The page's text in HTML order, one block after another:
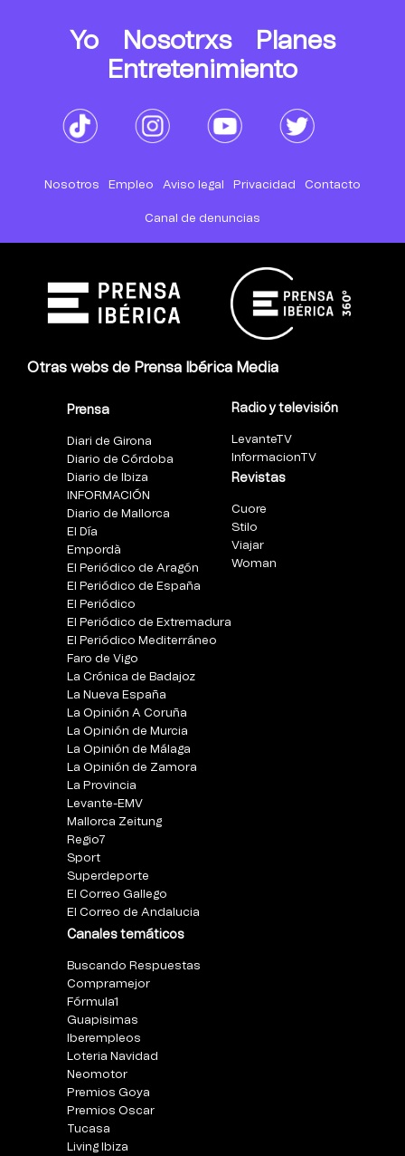
Yo Nosotrxs
Planes
Entretenimiento
Nosotros Empleo Aviso legal Privacidad Contacto
Canal de denuncias
Otras webs de Prensa Ibérica Media
Prensa
Diari de Girona
Diario de Córdoba
Diario de Ibiza
INFORMACIÓN
Diario de Mallorca
El Día
Empordà
El Periódico de Aragón
El Periódico de España
El Periódico
El Periódico de Extremadura
El Periódico Mediterráneo
Faro de Vigo
La Crónica de Badajoz
La Nueva España
La Opinión A Coruña
La Opinión de Murcia
La Opinión de Málaga
La Opinión de Zamora
La Provincia
Levante-EMV
Mallorca Zeitung
Regio7
Sport
Superdeporte
El Correo Gallego
El Correo de Andalucia
Canales temáticos
Buscando Respuestas
Compramejor
Fórmula1
Guapisimas
Iberempleos
Loteria Navidad
Neomotor
Premios Goya
Premios Oscar
Tucasa
Living Ibiza
Radio y televisión
LevanteTV
InformacionTV
Revistas
Cuore
Stilo
Viajar
Woman